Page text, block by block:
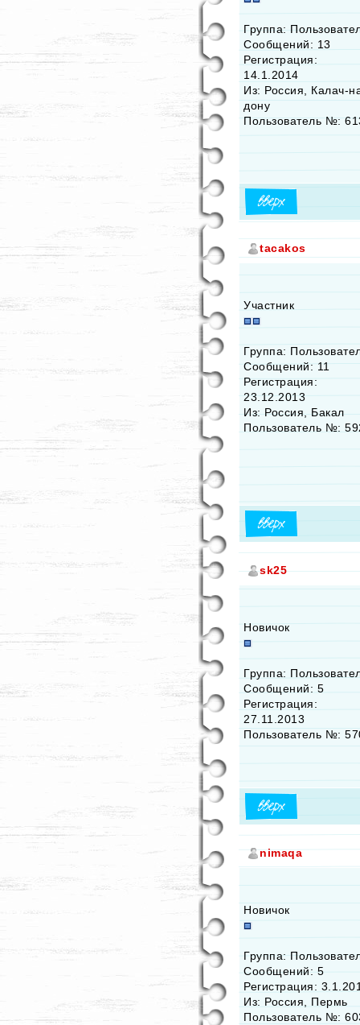
Группа:
Сообщений: 13
Регистрация:
14.1.2014
Из: Россия, Калач-
дону
Пользователь №:
tacakos
Участник
Группа:
Сообщений: 11
Регистрация:
23.12.2013
Из: Россия, Бакал
Пользователь №:
sk25
Новичок
Группа:
Сообщений: 5
Регистрация:
27.11.2013
Пользователь №:
nimaqa
Новичок
Группа:
Сообщений: 5
Регистрация:
Из: Россия, Пермь
Пользователь №: